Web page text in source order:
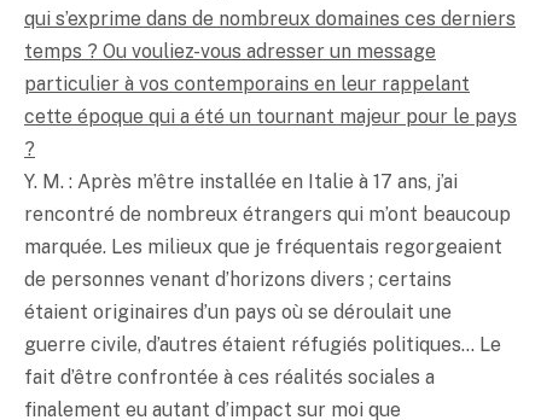
qui s’exprime dans de nombreux domaines ces derniers
temps ? Ou vouliez-vous adresser un message
particulier à vos contemporains en leur rappelant
cette époque qui a été un tournant majeur pour le pays
?
Y. M. : Après m’être installée en Italie à 17 ans, j’ai
rencontré de nombreux étrangers qui m’ont beaucoup
marquée. Les milieux que je fréquentais regorgeaient
de personnes venant d’horizons divers ; certains
étaient originaires d’un pays où se déroulait une
guerre civile, d’autres étaient réfugiés politiques… Le
fait d’être confrontée à ces réalités sociales a
finalement eu autant d’impact sur moi que